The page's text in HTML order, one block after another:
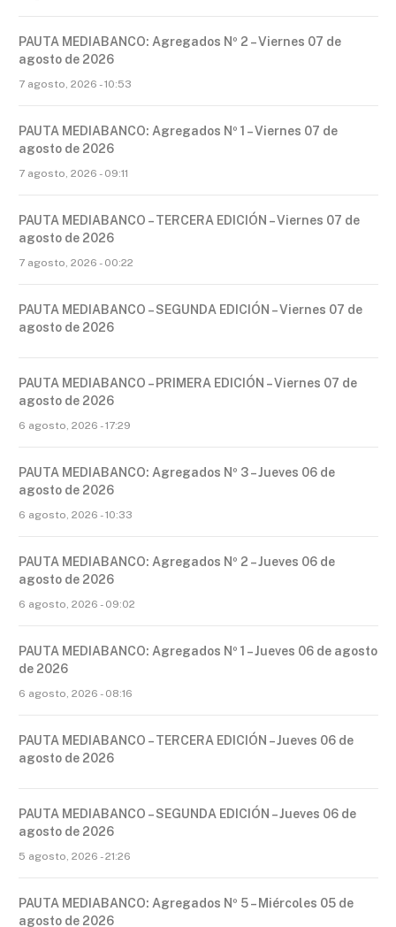
PAUTA MEDIABANCO: Agregados Nº 2 – Viernes 07 de
agosto de 2026
7 agosto, 2026 - 10:53
PAUTA MEDIABANCO: Agregados Nº 1 – Viernes 07 de
agosto de 2026
7 agosto, 2026 - 09:11
PAUTA MEDIABANCO – TERCERA EDICIÓN – Viernes 07 de
agosto de 2026
7 agosto, 2026 - 00:22
PAUTA MEDIABANCO – SEGUNDA EDICIÓN – Viernes 07 de
agosto de 2026
PAUTA MEDIABANCO – PRIMERA EDICIÓN – Viernes 07 de
agosto de 2026
6 agosto, 2026 - 17:29
PAUTA MEDIABANCO: Agregados Nº 3 – Jueves 06 de
agosto de 2026
6 agosto, 2026 - 10:33
PAUTA MEDIABANCO: Agregados Nº 2 – Jueves 06 de
agosto de 2026
6 agosto, 2026 - 09:02
PAUTA MEDIABANCO: Agregados Nº 1 – Jueves 06 de agosto
de 2026
6 agosto, 2026 - 08:16
PAUTA MEDIABANCO – TERCERA EDICIÓN – Jueves 06 de
agosto de 2026
PAUTA MEDIABANCO – SEGUNDA EDICIÓN – Jueves 06 de
agosto de 2026
5 agosto, 2026 - 21:26
PAUTA MEDIABANCO: Agregados Nº 5 – Miércoles 05 de
agosto de 2026